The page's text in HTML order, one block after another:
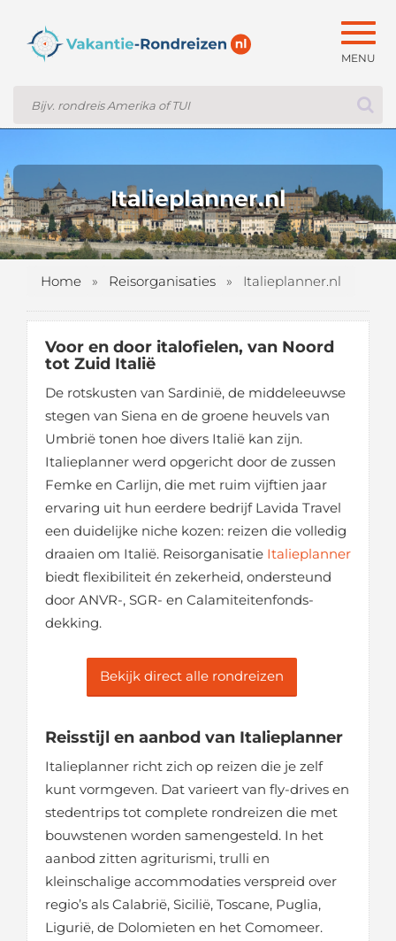
Italieplanner.nl
Home » Reisorganisaties » Italieplanner.nl
Voor en door italofielen, van Noord
tot Zuid Italië
De rotskusten van Sardinië, de middeleeuwse
stegen van Siena en de groene heuvels van
Umbrië tonen hoe divers Italië kan zijn.
Italieplanner werd opgericht door de zussen
Femke en Carlijn, die met ruim vijftien jaar
ervaring uit hun eerdere bedrijf Lavida Travel
een duidelijke niche kozen: reizen die volledig
draaien om Italië. Reisorganisatie Italieplanner
biedt flexibiliteit én zekerheid, ondersteund
door ANVR-, SGR- en Calamiteitenfonds-
dekking.
Bekijk direct alle rondreizen
Reisstijl en aanbod van Italieplanner
Italieplanner richt zich op reizen die je zelf
kunt vormgeven. Dat varieert van fly-drives en
stedentrips tot complete rondreizen die met
bouwstenen worden samengesteld. In het
aanbod zitten agriturismi, trulli en
kleinschalige accommodaties verspreid over
regio’s als Calabrië, Sicilië, Toscane, Puglia,
Ligurië, de Dolomieten en het Comomeer.